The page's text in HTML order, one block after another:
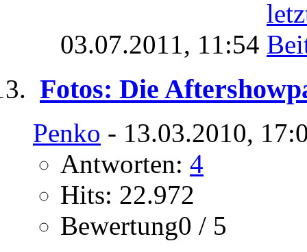
03.07.2011, 11:54
Fotos: Die
Penko - 13.03.2010,
Antworten: 4
Hits: 22.972
Bewertung0 / 5